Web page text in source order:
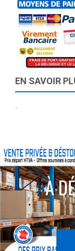
EN SAVOIR
-
À